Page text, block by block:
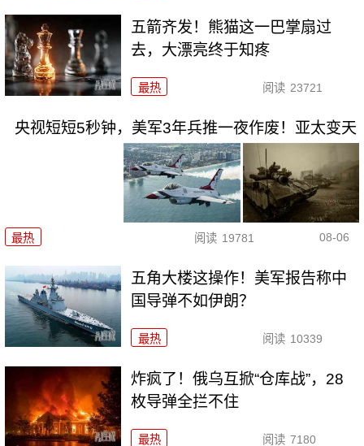
五箭齐发！熊猫这一巴掌扇过
去，大漂亮终于知疼
最热 阅读 23721
央视短短5秒钟，美军3年兵推一夜作废！亚太变天
最热 阅读 19781 08-06
五角大楼这操作！美军报告称中
国导弹不如伊朗？
最热 阅读 10339
炸疯了！俄乌互掀“仓库战”，28
枚导弹全拦不住
最热 阅读 7180